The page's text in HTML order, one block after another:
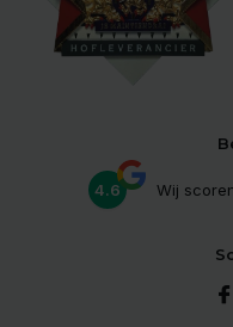
4.6 Wij